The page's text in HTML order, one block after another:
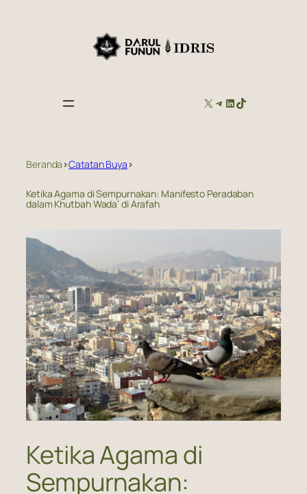
X TELEGRAM
LINKEDIN
TIKTOK
Beranda>Catatan Buya>
Ketika Agama di Sempurnakan: Manifesto Peradaban
dalam Khutbah Wada’ di Arafah
Ketika Agama di
Sempurnakan: